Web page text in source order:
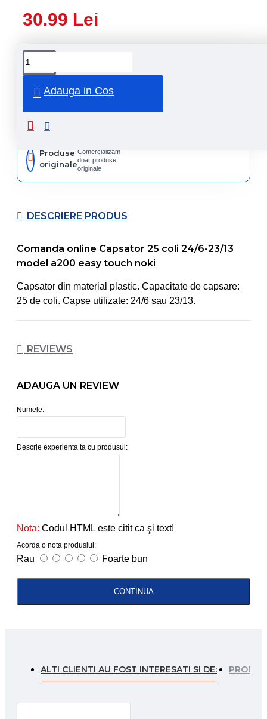
30.99 Lei
Adauga in Cos
curier
Produse
originale
Comercializam
doar produse
originale
DESCRIERE PRODUS
Comanda online Capsator 25 coli 24/6-23/13
model a200 easy touch noki
Capsator din material plastic. Capacitate de capsare:
25 de coli. Capse utilizate: 24/6 sau 23/13.
REVIEWS
ADAUGA UN REVIEW
Numele:
Descrie experienta ta cu produsul:
Nota: Codul HTML este citit ca şi text!
Acorda o nota produslui:
Rau Foarte bun
CONTINUA
ALTI CLIENTI AU FOST INTERESATI SI DE: